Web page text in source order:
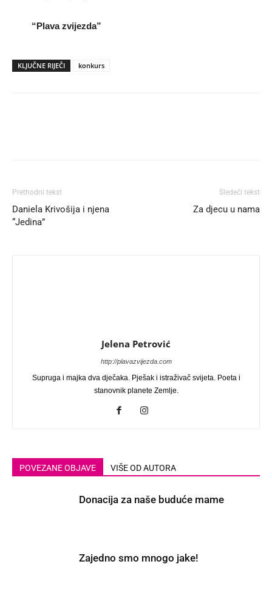
“Plava zvijezda”
KLJUČNE RIJEČI konkurs
Prethodni tekst
Daniela Krivošija i njena
“Jedina”
Sledeći tekst
Za djecu u nama
Jelena Petrović
http://plavazvijezda.com
Supruga i majka dva dječaka. Pješak i istraživač svijeta. Poeta i
stanovnik planete Zemlje.
POVEZANE OBJAVE VIŠE OD AUTORA
Donacija za naše buduće mame
Zajedno smo mnogo jake!